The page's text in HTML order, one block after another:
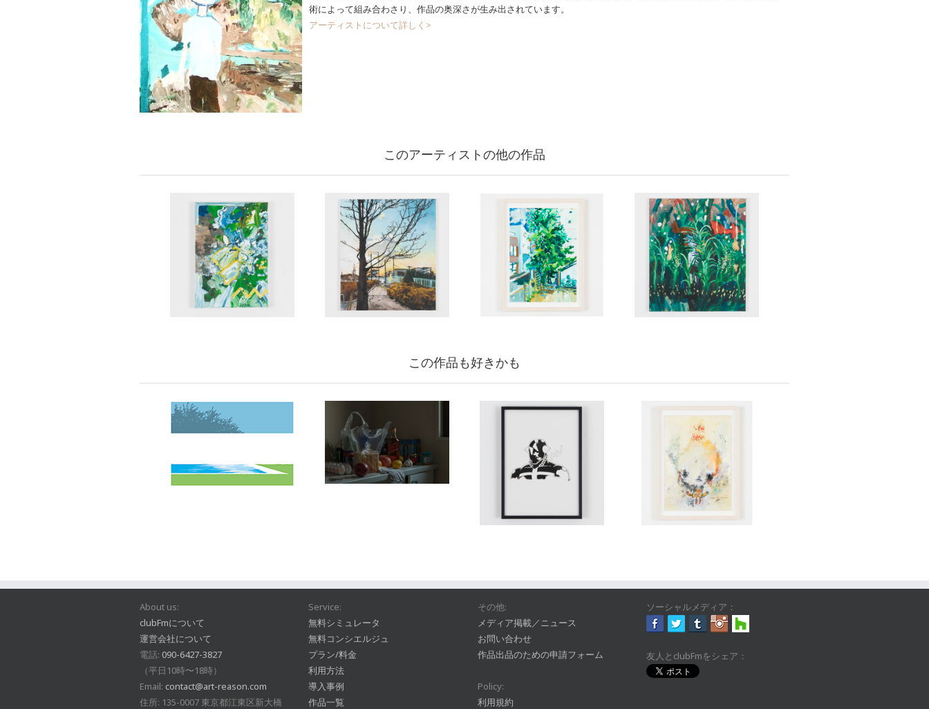
術によって組み合わさり、作品の奥深さが生み出されています。
アーティストについて詳しく>
このアーティストの他の作品
この作品も好きかも
About us:
clubFmについて
運営会社について
電話: 090-6427-3827
（平日10時〜18時）
Email: contact@art-reason.com
住所: 135-0007 東京都江東区新大橋
Service:
無料シミュレータ
無料コンシエルジュ
プラン/料金
利用方法
導入事例
作品一覧
その他:
メディア掲載／ニュース
お問い合わせ
作品出品のための申請フォーム
Policy:
利用規約
ソーシャルメディア：
友人とclubFmをシェア：